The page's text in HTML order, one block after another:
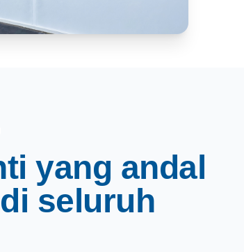
yang andal
seluruh